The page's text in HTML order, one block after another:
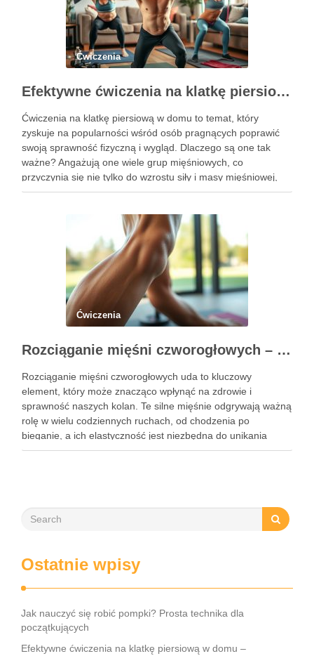
Ćwiczenia
Efektywne ćwiczenia na klatkę piersiową w domu – przewodnik po treningu
Ćwiczenia na klatkę piersiową w domu to temat, który
zyskuje na popularności wśród osób pragnących poprawić
swoją sprawność fizyczną i wygląd. Dlaczego są one tak
ważne? Angażują one wiele grup mięśniowych, co
przyczynia się nie tylko do wzrostu siły i masy mięśniowej,
ale także do poprawy postawy ciała oraz wydolności …
Ćwiczenia
Rozciąganie mięśni czworogłowych – klucz do zdrowych kolan
Rozciąganie mięśni czworogłowych uda to kluczowy
element, który może znacząco wpłynąć na zdrowie i
sprawność naszych kolan. Te silne mięśnie odgrywają ważną
rolę w wielu codziennych ruchach, od chodzenia po
bieganie, a ich elastyczność jest niezbędna do unikania
kontuzji. Niezależnie od tego, czy jesteś zapalonym
Ostatnie wpisy
Jak nauczyć się robić pompki? Prosta technika dla
początkujących
Efektywne ćwiczenia na klatkę piersiową w domu –